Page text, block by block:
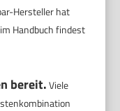
Hersteller hat
Handbuch findest
bereit.Viele